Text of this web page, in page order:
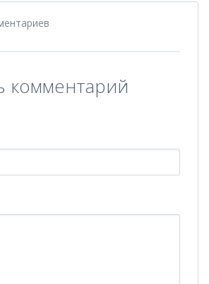
комментарий